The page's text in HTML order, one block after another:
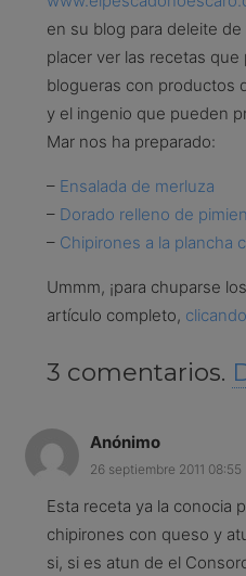
en su blog para deleite
placer ver las recetas
blogueras con productos
y el ingenio que pueden
Mar nos ha preparado:
–Ensalada de merluza
– Dorado relleno de
– Chipirones a la plancha
Ummm, ¡para chuparse
artículo completo,
3 comentarios.
Anónimo
26 septiembre 2011 08:55
Esta receta ya la conocia
chipirones con queso y
si, si es atun de el